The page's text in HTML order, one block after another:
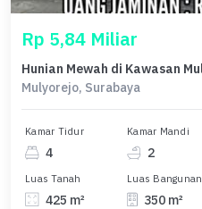
Rp 5,84 Miliar
Mulyorejo, Surabaya
Kamar Tidur
4
Kamar Mandi
2
Luas Tanah
425 m²
Luas Bangunan
350 m²